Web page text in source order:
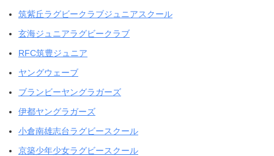
筑紫丘ラグビークラブジュニアスクール
玄海ジュニアラグビークラブ
RFC筑豊ジュニア
ヤングウェーブ
ブランビーヤングラガーズ
伊都ヤングラガーズ
小倉南雄志台ラグビースクール
京築少年少女ラグビースクール